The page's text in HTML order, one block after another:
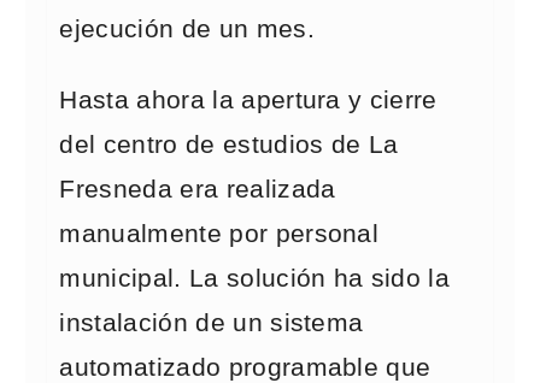
ejecución de un mes.
Hasta ahora la apertura y cierre
del centro de estudios de La
Fresneda era realizada
manualmente por personal
municipal. La solución ha sido la
instalación de un sistema
automatizado programable que